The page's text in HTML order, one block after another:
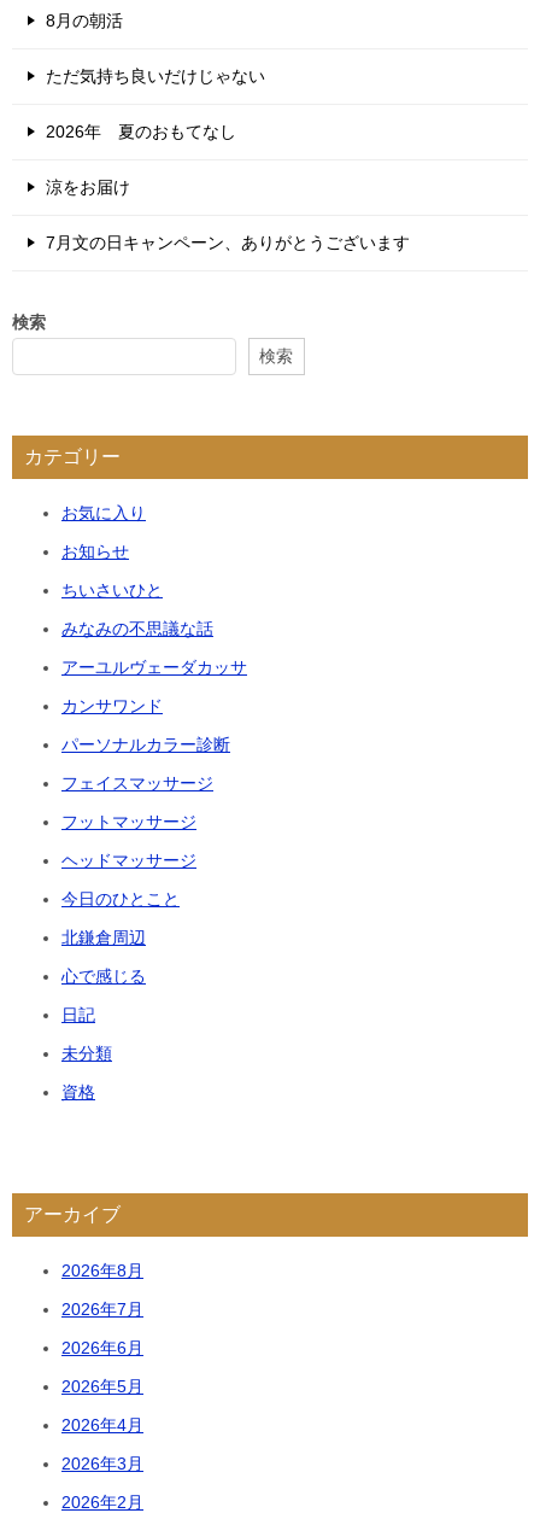
8月の朝活
ただ気持ち良いだけじゃない
2026年 夏のおもてなし
涼をお届け
7月文の日キャンペーン、ありがとうございます
検索
検索
カテゴリー
お気に入り
お知らせ
ちいさいひと
みなみの不思議な話
アーユルヴェーダカッサ
カンサワンド
パーソナルカラー診断
フェイスマッサージ
フットマッサージ
ヘッドマッサージ
今日のひとこと
北鎌倉周辺
心で感じる
日記
未分類
資格
アーカイブ
2026年8月
2026年7月
2026年6月
2026年5月
2026年4月
2026年3月
2026年2月